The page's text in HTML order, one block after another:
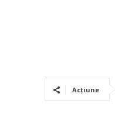
Acțiune